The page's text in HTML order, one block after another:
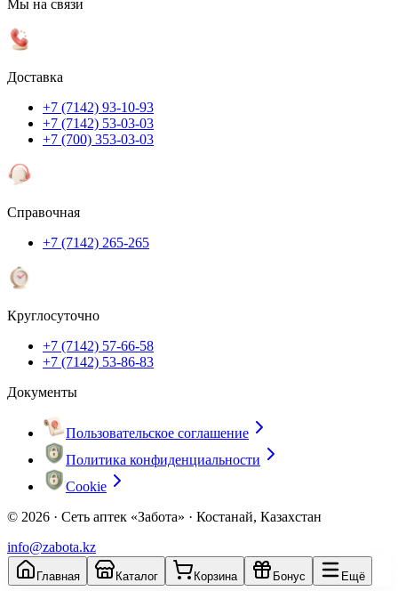
Мы на связи
Доставка
+7 (7142) 93-10-93
+7 (7142) 53-03-03
+7 (700) 353-03-03
Справочная
+7 (7142) 265-265
Круглосуточно
+7 (7142) 57-66-58
+7 (7142) 53-86-83
Документы
Пользовательское соглашение
Политика конфиденциальности
Cookie
© 2026 · Сеть аптек «Забота» · Костанай, Казахстан
info@zabota.kz
Главная Каталог Корзина Бонус Ещё